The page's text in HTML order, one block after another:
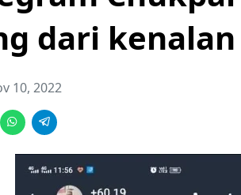
dari kenalan
10, 2022